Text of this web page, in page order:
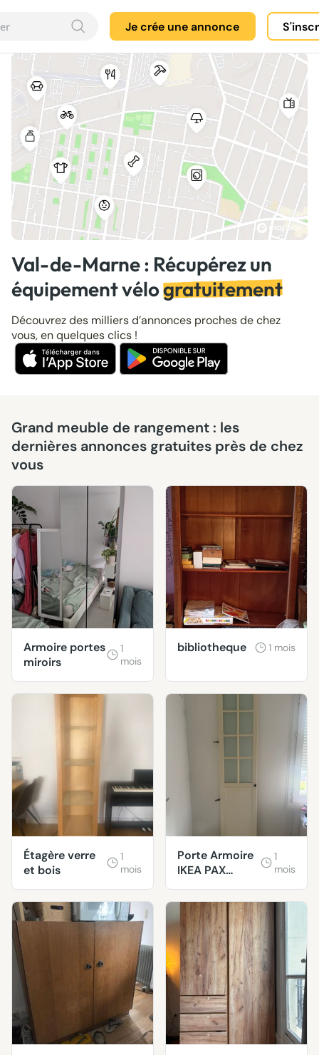
Je crée une annonce
Val-de-Marne : Récupérez un
équipement vélogratuitement
Découvrez des milliers d’annonces proches de chez
vous, en quelques clics !
Grand meuble de rangement : les
dernières annonces gratuites près de chez
vous
Armoire portes
miroirs
1
mois
bibliotheque 1 mois
Étagère verre
et bois
1
mois
Porte Armoire
IKEA PAX
50*230
1
mois